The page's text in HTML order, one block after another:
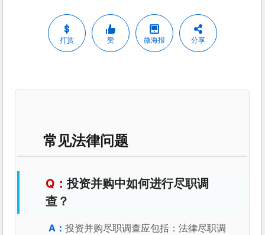
打赏 赞 微海报 分享
常见法律问题
投资并购中如何进行尽职调
查？
投资并购尽职调查应包括：法律尽职调